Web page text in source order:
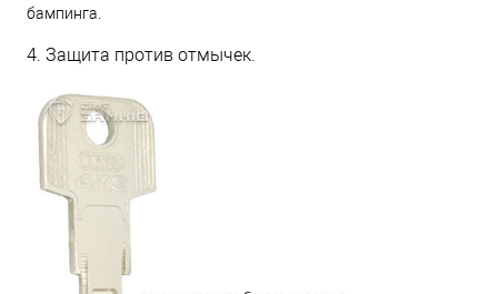
бампинга.
4. Защита против отмычек.